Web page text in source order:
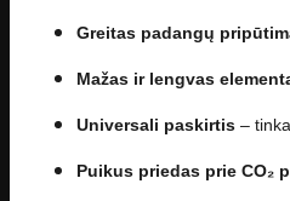
Greitas padangų
Mažas ir lengvas
Universali paskirtis –
Puikus priedas prie CO₂